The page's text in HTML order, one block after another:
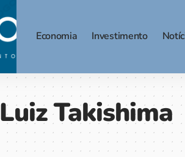
Economia Investimento
Luiz Takishima